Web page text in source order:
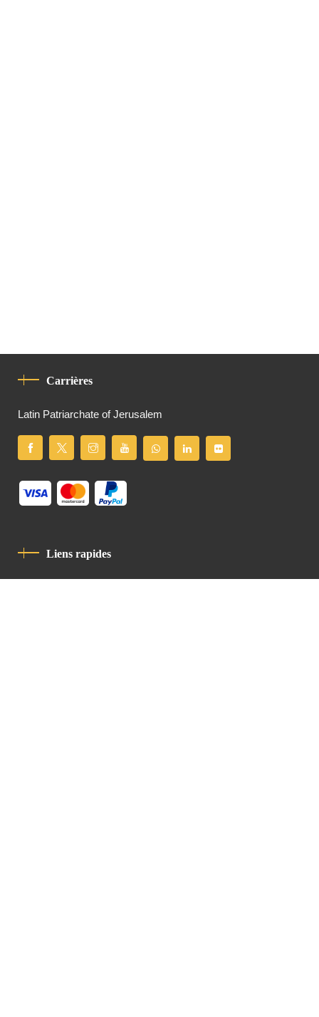
Carrières
Latin Patriarchate of Jerusalem
Liens rapides